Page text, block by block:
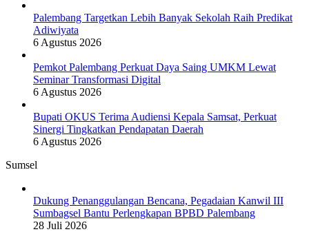
Palembang Targetkan Lebih Banyak Sekolah Raih Predikat
Adiwiyata
6 Agustus 2026
Pemkot Palembang Perkuat Daya Saing UMKM Lewat
Seminar Transformasi Digital
6 Agustus 2026
Bupati OKUS Terima Audiensi Kepala Samsat, Perkuat
Sinergi Tingkatkan Pendapatan Daerah
6 Agustus 2026
Sumsel
Dukung Penanggulangan Bencana, Pegadaian Kanwil III
Sumbagsel Bantu Perlengkapan BPBD Palembang
28 Juli 2026